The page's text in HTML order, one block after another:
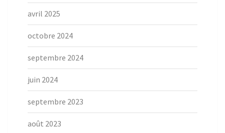
avril 2025
octobre 2024
septembre 2024
juin 2024
septembre 2023
août 2023